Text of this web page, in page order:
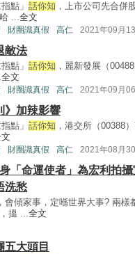
點」 話你知 ，上市公司先合併
...全文
財圈識真假 高仁 2021年09月
敵法
點」 話你知 ，麗新發展（
全文
財圈識真假 高仁 2021年09月
》加辣影響
點」 話你知 ，港交所（00388
財圈識真假 高仁 2021年08月
「命運使者」為宏利拍
洗愁
會傾家事，定喺世界大事? 兩
搵 ...全文
五大頭目